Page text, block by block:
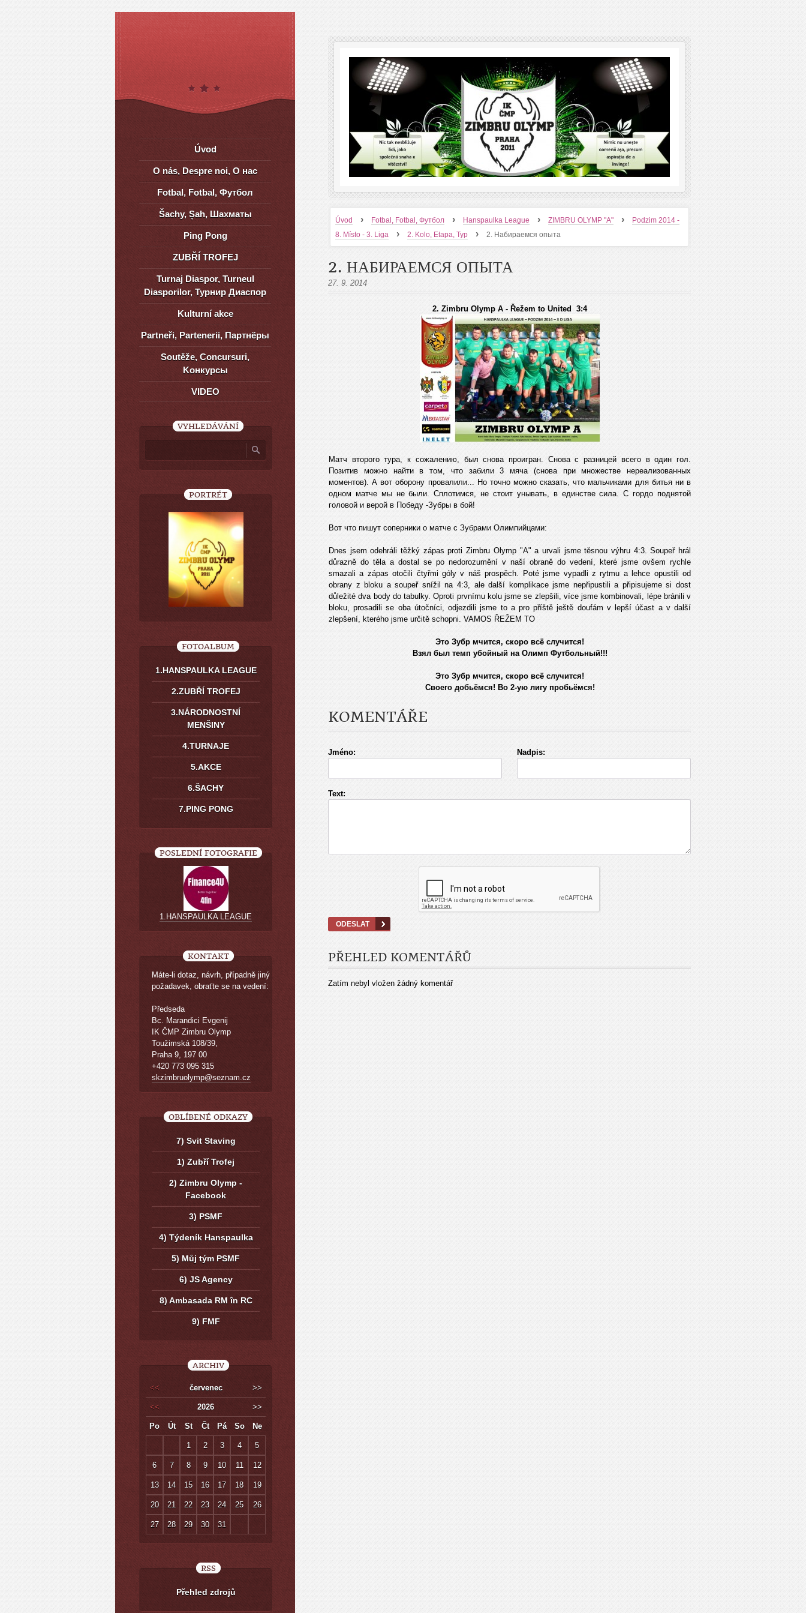
Úvod › Fotbal, Fotbal, Футбол › Hanspaulka League › ZIMBRU OLYMP "A" ›
Podzim 2014 -
8. Místo - 3. Liga
› 2. Kolo, Etapa, Тур › 2. Набираемся опыта
2. НАБИРАЕМСЯ ОПЫТА
27. 9. 2014
2. Zimbru Olymp A - Řežem to United 3:4
Матч второго тура, к сожалению, был снова проигран. Снова с разницей всего в один гол.
Позитив можно найти в том, что забили 3 мяча (снова при множестве нереализованных
моментов). А вот оборону провалили... Но точно можно сказать, что мальчиками для битья ни в
одном матче мы не были. Сплотимся, не стоит унывать, в единстве сила. С гордо поднятой
головой и верой в Победу -Зубры в бой!
Вот что пишут соперники о матче с Зубрами Олимпийцами:
Dnes jsem odehráli těžký zápas proti Zimbru Olymp "A" a urvali jsme těsnou výhru 4:3. Soupeř hrál
důrazně do těla a dostal se po nedorozumění v naší obraně do vedení, které jsme ovšem rychle
smazali a zápas otočili čtyřmi góly v náš prospěch. Poté jsme vypadli z rytmu a lehce opustili od
obrany z bloku a soupeř snížil na 4:3, ale další komplikace jsme nepřipustili a připisujeme si dost
důležité dva body do tabulky. Oproti prvnímu kolu jsme se zlepšili, více jsme kombinovali, lépe bránili v
bloku, prosadili se oba útočníci, odjezdili jsme to a pro příště ještě doufám v lepší účast a v další
zlepšení, kterého jsme určitě schopni. VAMOS ŘEŽEM TO
Это Зубр мчится, скоро всё случится!
Взял был темп убойный на Олимп Футбольный!!!
Это Зубр мчится, скоро всё случится!
Своего добьёмся! Во 2-ую лигу пробьёмся!
KOMENTÁŘE
Jméno: Nadpis:
Text:
PŘEHLED KOMENTÁŘŮ
Zatím nebyl vložen žádný komentář
Úvod
O nás, Despre noi, О нас
Fotbal, Fotbal, Футбол
Šachy, Șah, Шахматы
Ping Pong
ZUBŘÍ TROFEJ
Turnaj Diaspor, Turneul
Diasporilor, Турнир Диаспор
Kulturní akce
Partneři, Partenerii, Партнёры
Soutěže, Concursuri,
Kонкурсы
VIDEO
VYHLEDÁVÁNÍ
PORTRÉT
FOTOALBUM
1.HANSPAULKA LEAGUE
2.ZUBŘÍ TROFEJ
3.NÁRODNOSTNÍ
MENŠINY
4.TURNAJE
5.AKCE
6.ŠACHY
7.PING PONG
POSLEDNÍ FOTOGRAFIE
1.HANSPAULKA LEAGUE
KONTAKT
Máte-li dotaz, návrh, případně jiný
požadavek, obraťte se na vedení:
Předseda
Bc. Marandici Evgenij
IK ČMP Zimbru Olymp
Toužimská 108/39,
Praha 9, 197 00
+420 773 095 315
skzimbruolymp@seznam.cz
OBLÍBENÉ ODKAZY
7) Svit Staving
1) Zubří Trofej
2) Zimbru Olymp -
Facebook
3) PSMF
4) Týdeník Hanspaulka
5) Můj tým PSMF
6) JS Agency
8) Ambasada RM în RC
9) FMF
ARCHIV
<< červenec >>
<< 2026 >>
Po Út St Čt Pá So Ne
1 2 3 4 5
6 7 8 9 10 11 12
13 14 15 16 17 18 19
20 21 22 23 24 25 26
27 28 29 30 31
RSS
Přehled zdrojů